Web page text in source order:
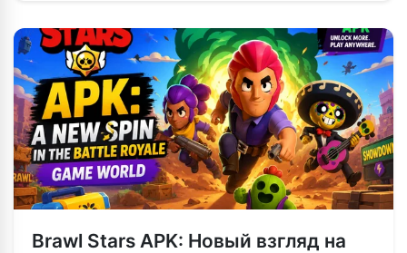
Brawl Stars APK: Новый взгляд на